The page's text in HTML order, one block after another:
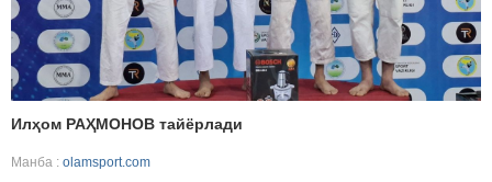
Илҳом РАҲМОНОВ тайёрлади
Манба : olamsport.com